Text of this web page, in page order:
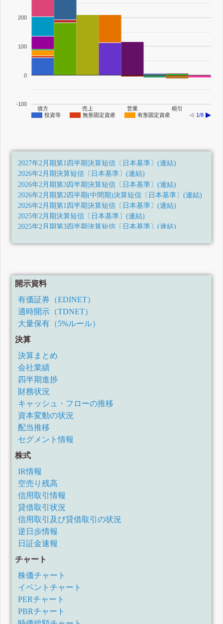
投資等 無形固定資産 有形固定資産 1/8
借方 売上 営業 税引
-100
0
100
200
2027年2月期第1四半期決算短信〔日本基準〕(連結)
2026年2月期決算短信〔日本基準〕(連結)
2026年2月期第3四半期決算短信〔日本基準〕(連結)
2026年2月期第2四半期(中間期)決算短信〔日本基準〕(連結)
2026年2月期第1四半期決算短信〔日本基準〕(連結)
2025年2月期決算短信〔日本基準〕(連結)
2025年2月期第3四半期決算短信〔日本基準〕(連結)
2025年2月期第1四半期決算短信〔日本基準〕(連結)
2024年2月期第2四半期決算短信〔日本基準〕(連結)
2024年2月期第1四半期決算短信〔日本基準〕(連結)
2023年2月期決算短信〔日本基準〕(連結)
2023年2月期第3四半期決算短信〔日本基準〕(連結)
2023年2月期第2四半期決算短信〔日本基準〕(連結)
2022年2月期決算短信〔日本基準〕(連結)
2022年2月期第3四半期決算短信〔日本基準〕(連結)
2022年2月期第2四半期決算短信〔日本基準〕(連結)
2022年2月期第1四半期決算短信〔日本基準〕(連結)
2021年2月期決算短信〔日本基準〕(連結)
2021年2月期第3四半期決算短信〔日本基準〕(連結)
2021年2月期第2四半期決算短信〔日本基準〕(連結)
2021年2月期第1四半期決算短信〔日本基準〕(連結)
(訂正・数値データ訂正)「2020年2月期決算短信〔日本基
準〕(連結)」等の一部訂正について
2020年2月期決算短信〔日本基準〕(連結)
2020年2月期第3四半期決算短信〔日本基準〕(連結)
2020年2月期第2四半期決算短信〔日本基準〕(連結)
2020年2月期第1四半期決算短信〔日本基準〕(連結)
2019年2月期決算短信〔日本基準〕(連結)
2019年2月期第3四半期決算短信〔日本基準〕(連結)
2019年2月期第2四半期決算短信〔日本基準〕(連結)
2019年2月期第1四半期決算短信〔日本基準〕(連結)
2018年1月期決算短信〔日本基準〕(連結)
平成30年1月期通期業績予想の修正に関するお知らせ
平成30年1月期第2四半期決算短信〔日本基準〕(連結)
平成30年1月期第1四半期決算短信〔日本基準〕(連結)
平成29年1月期決算短信[日本基準](連結)
業績予想の修正に関するお知らせ
平成29年1月期第3四半期決算短信[日本基準](連結)
配当予想の修正(東証第一部上場記念配当)に関するお知らせ
開示資料
有価証券（EDINET）
適時開示（TDNET）
大量保有（5%ルール）
決算
決算まとめ
会社業績
四半期進捗
財務状況
キャッシュ・フローの推移
資本変動の状況
配当推移
セグメント情報
株式
IR情報
空売り残高
信用取引情報
貸借取引状況
信用取引及び貸借取引の状況
逆日歩情報
日証金速報
チャート
株価チャート
イベントチャート
PERチャート
PBRチャート